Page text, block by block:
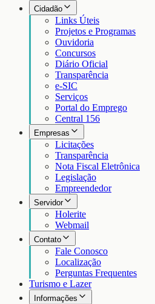
Cidadão
Links Úteis
Projetos e Programas
Ouvidoria
Concursos
Diário Oficial
Transparência
e-SIC
Serviços
Portal do Emprego
Central 156
Empresas
Licitações
Transparência
Nota Fiscal Eletrônica
Legislação
Empreendedor
Servidor
Holerite
Webmail
Contato
Fale Conosco
Localização
Perguntas Frequentes
Turismo e Lazer
Informações